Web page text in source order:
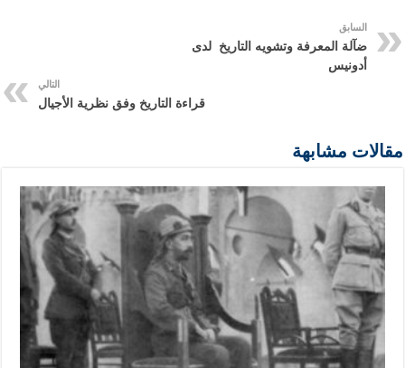
السابق
ضآلة المعرفة وتشويه التاريخ لدى
أدونيس
التالي
قراءة التاريخ وفق نظرية الأجيال
مقالات مشابهة